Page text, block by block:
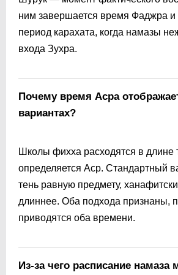
ним завершается время Фаджра и
период карахата, когда намазы
входа Зухра.
Почему время Асра
вариантах?
Школы фихха расходятся в длине
определяется Аср. Стандартный
тень равную предмету,
длиннее. Оба подхода признаны,
приводятся оба времени.
Из-за чего расписание намаза